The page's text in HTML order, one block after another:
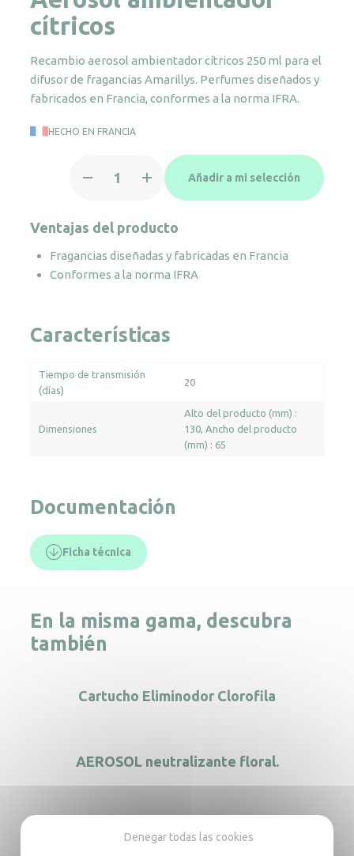
cítricos
Recambio aerosol ambientador cítricos 250 ml para el
difusor de fragancias Amarillys. Perfumes diseñados y
fabricados en Francia, conformes a la norma IFRA.
HECHO EN FRANCIA
ambientador
cantidad
Añadir a mi selección
Ventajas del producto
Fragancias diseñadas y fabricadas en Francia
Conformes a la norma IFRA
Características
Tiempo de transmisión
(días)
20
Dimensiones
Alto del producto (mm) :
130 Ancho del producto
(mm) : 65
Documentación
Ficha técnica
En la misma gama, descubra
también
Cartucho Eliminodor Clorofila
AEROSOL neutralizante floral.
Denegar todas las cookies